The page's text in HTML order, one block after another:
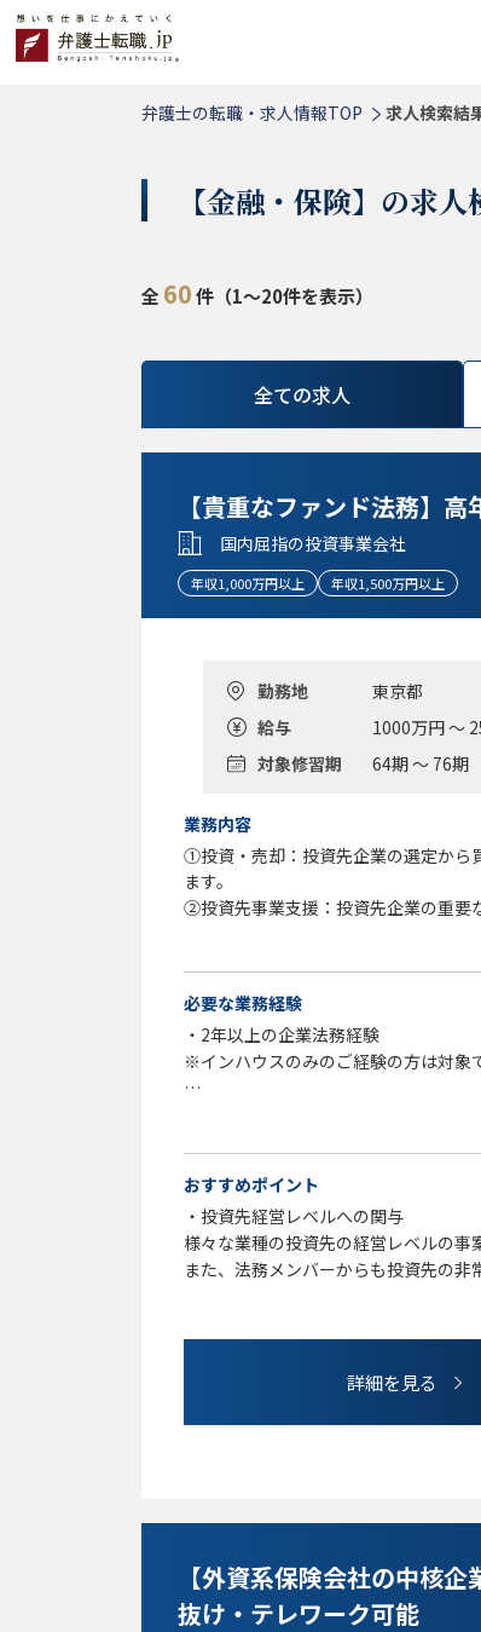
弁護士の転職・求人情報TOP 求人検索結
【金融・保険】の求
全 60件（1～20件を表示）
全ての求人
【貴重なファンド法務】
国内屈指の投資事業会社
年収1,000万円以上 年収1,500万円以上
勤務地
東京都
給与
1000万円 ～
対象修習期
64期 ～ 76期
業務内容
①投資・売却：投資先企業の選定から
ます。
②投資先事業支援：投資先企業の重要
提供・コミュニケーションを法務面か
④自社社内法務・コンプライアンス・
必要な業務経験
・2年以上の企業法務経験
※インハウスのみのご経験の方は対象
おすすめポイント
・投資先経営レベルへの関与
様々な業種の投資先の経営レベルの事
また、法務メンバーからも投資先の
PEファンド業務全般が、難易度は高
問題が発生・発覚した場合でも、保
狭義の法務業務だけでなく内部管理
形式重視のコンプライアンス業務に
に注力した仕事ができます。
詳細を見る
【外資系保険会社の中核
抜け・テレワーク可能